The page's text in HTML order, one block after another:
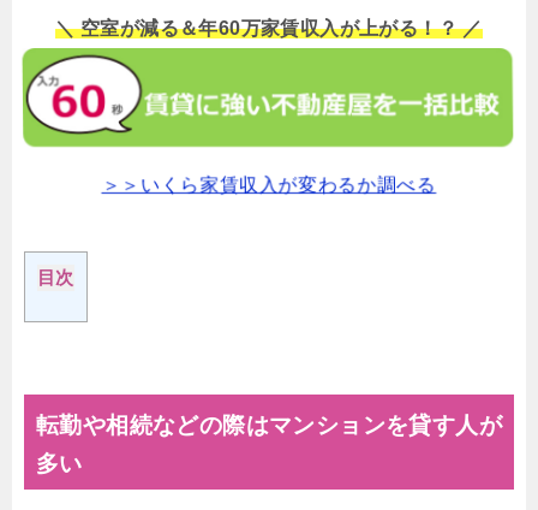
＼ 空室が減る＆年60万家賃収入が上がる！？ ／
＞＞いくら家賃収入が変わるか調べる
目次
転勤や相続などの際はマンションを貸す人が
多い